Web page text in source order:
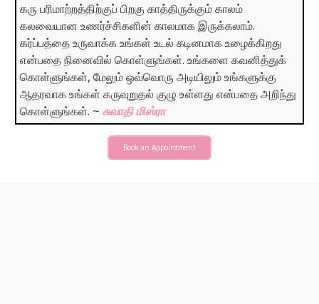
கரு பரிமாற்றத்திற்குப் பிறகு காத்திருக்கும் காலம்
கலவையான உணர்ச்சிகளின் காலமாக இருக்கலாம்.
கர்ப்பத்தை உருவாக்க உங்கள் உடல் கடினமாக உழைக்கிறது
என்பதை நினைவில் கொள்ளுங்கள். உங்களை கவனித்துக்
கொள்ளுங்கள், மேலும் ஒவ்வொரு அடியிலும் உங்களுக்கு
ஆதரவாக உங்கள் கருவுறுதல் குழு உள்ளது என்பதை அறிந்து
கொள்ளுங்கள். ~ சுவாதி மிஸ்ரா
Book an Appointment